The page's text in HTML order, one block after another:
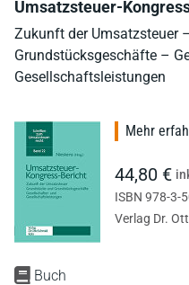
Umsatzsteuer-
Zukunft der Umsatzsteuer
Grundstücksgeschäfte –
Gesellschaftsleistungen
Buch
Mehr
44,80 €
ISBN 978-3-
Verlag Dr.